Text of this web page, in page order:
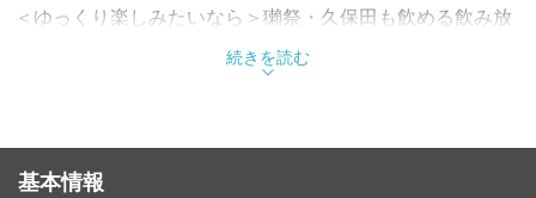
＜ゆっくり楽しみたいなら＞獺祭・久保田も飲める飲み放
＜少人数におすすめ＞コース価格より10％OFF（割引上限
特典はどちらか1つをお選びください。（一部コース対象
続きを読む
基本情報